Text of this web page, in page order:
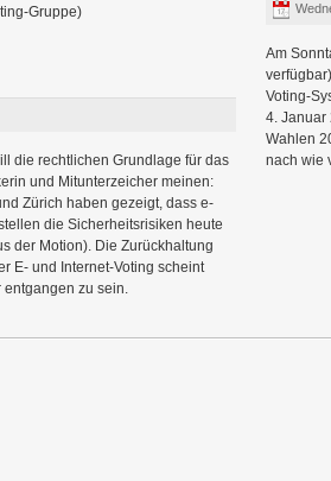
Gruppe)
die rechtlichen Grundlage für das
und Mitunterzeicher meinen:
Zürich haben gezeigt, dass e-
die Sicherheitsrisiken heute
der Motion). Die Zurückhaltung
E- und Internet-Voting scheint
zu sein.
Am
Voting-
4. Januar
Wahlen
nach wie